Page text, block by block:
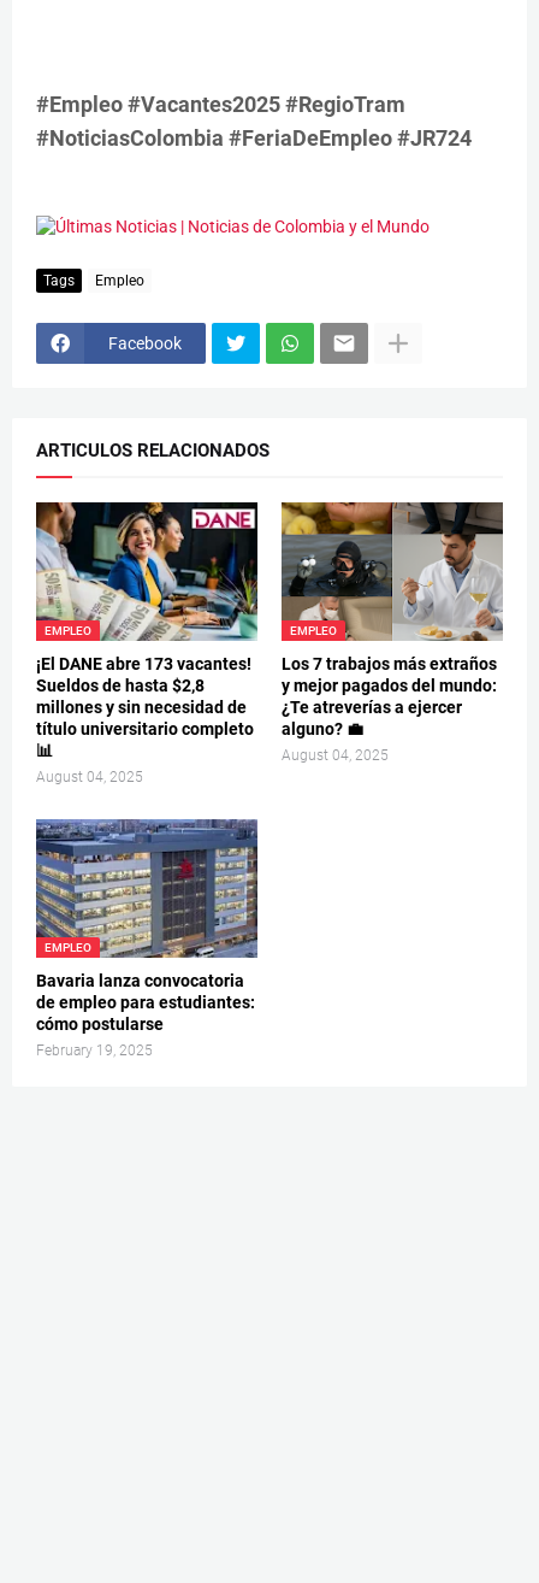
#Empleo #Vacantes2025 #RegioTram
#NoticiasColombia #FeriaDeEmpleo #JR724
Tags Empleo
Facebook
ARTICULOS RELACIONADOS
EMPLEO
¡El DANE abre 173 vacantes!
Sueldos de hasta $2,8
millones y sin necesidad de
título universitario completo
📊
August 04, 2025
EMPLEO
Los 7 trabajos más extraños
y mejor pagados del mundo:
¿Te atreverías a ejercer
alguno? 💼
August 04, 2025
EMPLEO
Bavaria lanza convocatoria
de empleo para estudiantes:
cómo postularse
February 19, 2025